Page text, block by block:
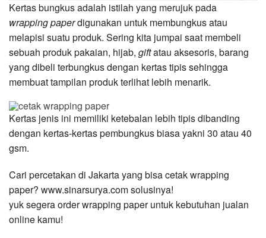
Kertas bungkus adalah istilah yang merujuk pada
wrapping paperdigunakan untuk membungkus atau
melapisi suatu produk. Sering kita jumpai saat membeli
sebuah produk pakaian, hijab, giftatau aksesoris, barang
yang dibeli terbungkus dengan kertas tipis sehingga
membuat tampilan produk terlihat lebih menarik.
Kertas jenis ini memiliki ketebalan lebih tipis dibanding
dengan kertas-kertas pembungkus biasa yakni 30 atau 40
gsm.
Cari percetakan di Jakarta yang bisa cetak wrapping
paper? www.sinarsurya.com solusinya!
yuk segera order wrapping paper untuk kebutuhan jualan
online kamu!